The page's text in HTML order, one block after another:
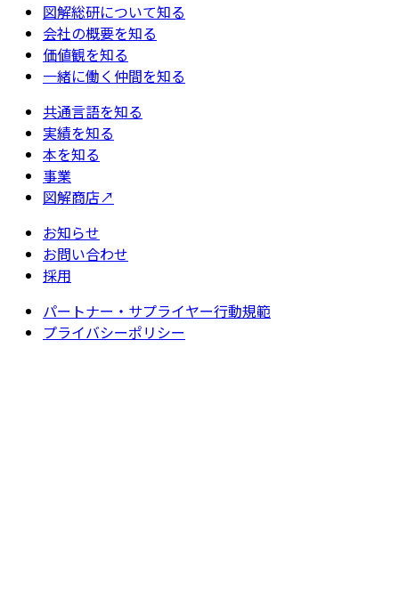
図解総研について知る
会社の概要を知る
価値観を知る
一緒に働く仲間を知る
共通言語を知る
実績を知る
本を知る
事業
図解商店↗
お知らせ
お問い合わせ
採用
パートナー・サプライヤー行動規範
プライバシーポリシー